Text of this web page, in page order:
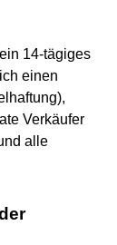
14-tägiges
einen
Verkäufer
alle